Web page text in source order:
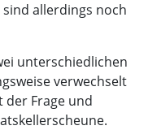
allerdings noch
unterschiedlichen
verwechselt
der Frage und